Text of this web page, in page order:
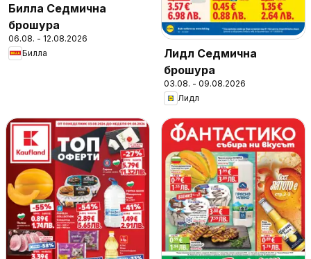
Билла Седмична
брошура
06.08. - 12.08.2026
Билла
Лидл Седмична
брошура
03.08. - 09.08.2026
Лидл